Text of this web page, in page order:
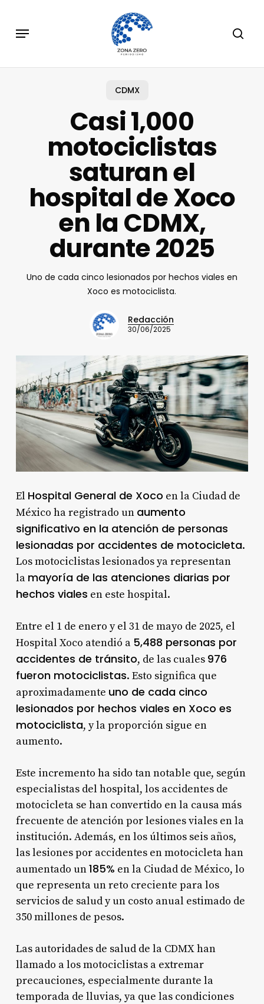
main
Menu
CDMX
Casi 1,000
motociclistas
saturan el
hospital de Xoco
en la CDMX,
durante 2025
Uno de cada cinco lesionados por hechos viales en
Xoco es motociclista.
Redacción
30/06/2025
El Hospital General de Xoco en la Ciudad de
México ha registrado un aumento
significativo en la atención de personas
lesionadas por accidentes de motocicleta.
Los motociclistas lesionados ya representan
la mayoría de las atenciones diarias por
hechos viales en este hospital.
Entre el 1 de enero y el 31 de mayo de 2025, el
Hospital Xoco atendió a 5,488 personas por
accidentes de tránsito, de las cuales 976
fueron motociclistas. Esto significa que
aproximadamente uno de cada cinco
lesionados por hechos viales en Xoco es
motociclista, y la proporción sigue en
aumento.
Este incremento ha sido tan notable que, según
especialistas del hospital, los accidentes de
motocicleta se han convertido en la causa más
frecuente de atención por lesiones viales en la
institución. Además, en los últimos seis años,
las lesiones por accidentes en motocicleta han
aumentado un185% en la Ciudad de México, lo
que representa un reto creciente para los
servicios de salud y un costo anual estimado de
350 millones de pesos.
Las autoridades de salud de la CDMX han
llamado a los motociclistas a extremar
precauciones, especialmente durante la
temporada de lluvias, ya que las condiciones